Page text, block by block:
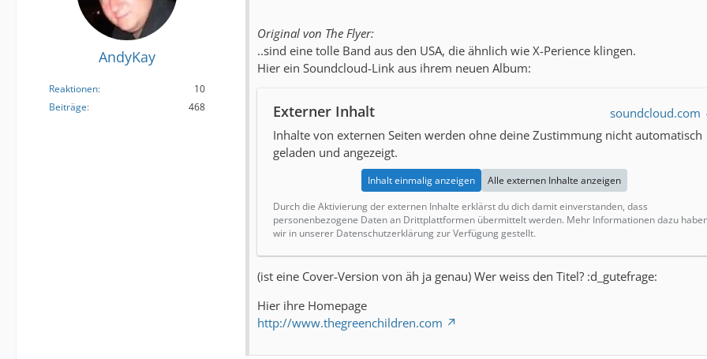
AndyKay
Reaktionen
10
Beiträge
468
Original von The Flyer:
..sind eine tolle Band aus den USA, die ähnlich wie X-Perience klingen.
Hier ein Soundcloud-Link aus ihrem neuen Album:
Externer Inhalt
soundcloud.com
Inhalte von externen Seiten werden ohne deine Zustimmung nicht automatisch
geladen und angezeigt.
Inhalt einmalig anzeigen
Alle externen Inhalte anzeigen
Durch die Aktivierung der externen Inhalte erklärst du dich damit einverstanden, dass
personenbezogene Daten an Drittplattformen übermittelt werden. Mehr Informationen dazu
wir in unserer Datenschutzerklärung zur Verfügung gestellt.
(ist eine Cover-Version von äh ja genau) Wer weiss den Titel? :d_gutefrage:
Hier ihre Homepage
http://www.thegreenchildren.com